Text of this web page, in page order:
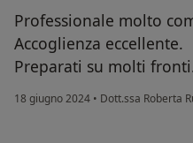
Professionale molto
Accoglienza eccellente.
Preparati su molti
18 giugno 2024 • Dott.ssa Roberta